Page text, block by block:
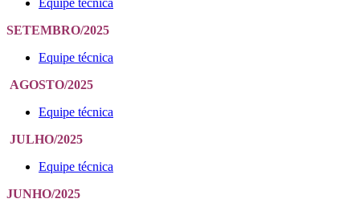
Equipe técnica
SETEMBRO/2025
Equipe técnica
AGOSTO/2025
Equipe técnica
JULHO/2025
Equipe técnica
JUNHO/2025